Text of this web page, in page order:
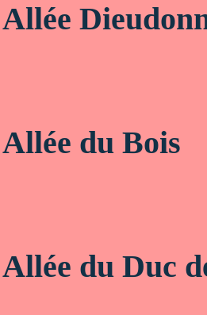
Allée
Allée du Bois
Allée du Duc